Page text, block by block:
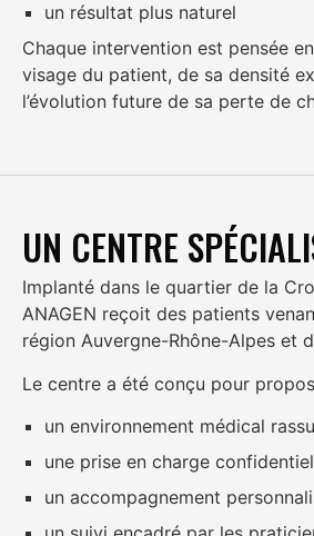
un résultat plus naturel
Chaque intervention est pensée
visage du patient, de sa densité
l’évolution future de sa perte de
UN CENTRE
Implanté dans le quartier de la
ANAGEN reçoit des patients
région Auvergne-Rhône-Alpes et
Le centre a été conçu pour
un environnement médical
une prise en charge
un accompagnement